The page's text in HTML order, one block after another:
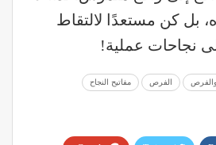
بل كن مستعدًا لالتقاط
نجاحات عملية!
والفرص الفرص مفاتيح النجاح